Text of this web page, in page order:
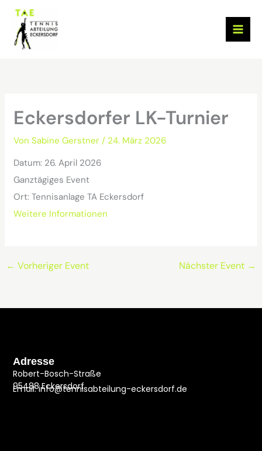
Zum
Inhalt
springen
Eckersdorfer LK-Turnier
VonSabine Gerstner/ 24. März 2026
Datum: 26. April 2026
Ganztägiges Event
Ort:Tennisanlage TA Eckersdorf
Weitere Informationen
← Vorheriger Event Nächster Event →
Adresse
Robert-Bosch-Straße
95488 Eckersdorf
Email: info@tennisabteilung-eckersdorf.de